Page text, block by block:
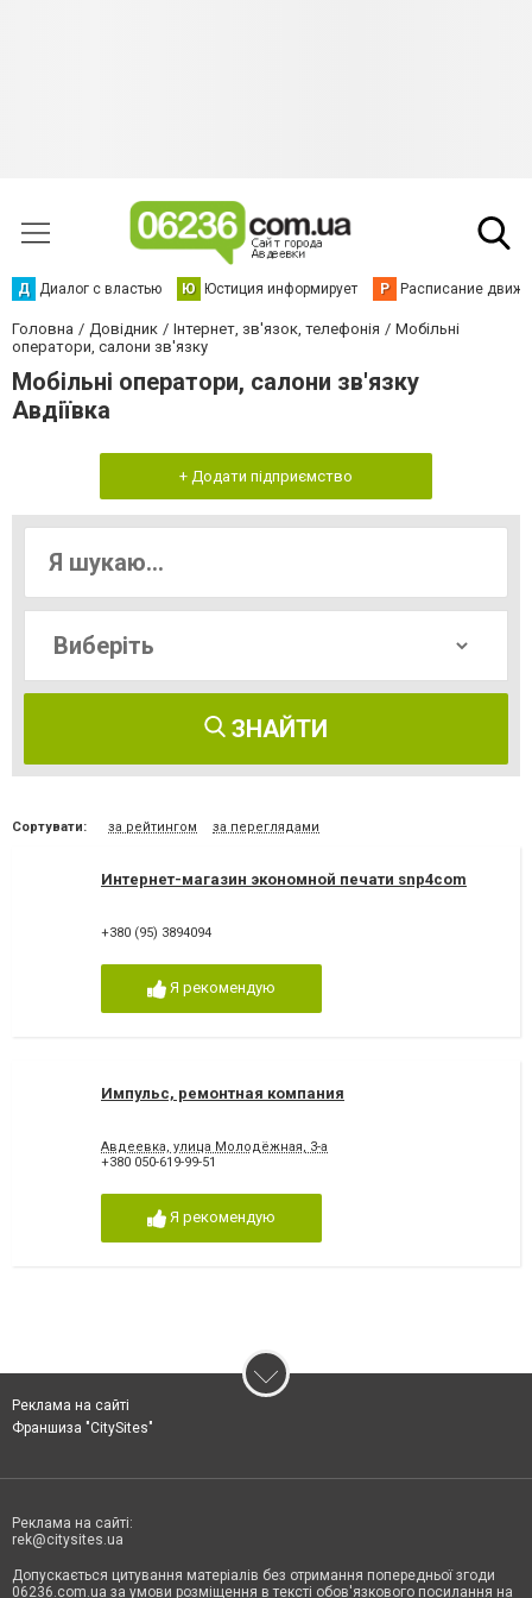
Д Диалог с властью Ю Юстиция информирует Р Расписание
Головна Довідник Інтернет, зв'язок, телефонія
Мобільні
оператори, салони зв'язку
Мобільні оператори, салони зв'язку
Авдіївка
+ Додати підприємство
ЗНАЙТИ
Сортувати: за рейтингом за переглядами
Интернет-магазин экономной печати snp4com
+380 (95) 3894094
Я рекомендую
Импульс, ремонтная компания
Авдеевка, улица Молодёжная, 3-а
+380 050-619-99-51
Я рекомендую
Реклама на сайті
Франшиза "CitySites"
Реклама на сайті:
rek@citysites.ua
Допускається цитування матеріалів без отримання попередньої згоди
06236.com.ua за умови розміщення в тексті обов'язкового посилання на